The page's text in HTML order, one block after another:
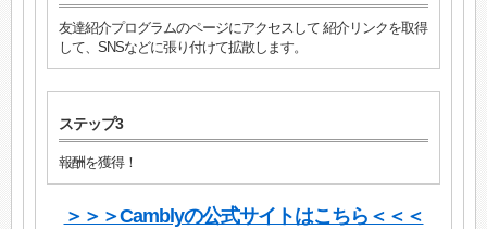
友達紹介プログラムのページにアクセスして 紹介リンクを取得
して、SNSなどに張り付けて拡散します。
ステップ3
報酬を獲得！
＞＞＞Camblyの公式サイトはこちら＜＜＜